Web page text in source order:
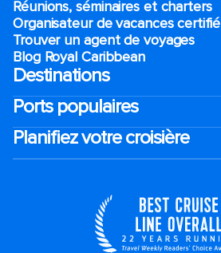
Réunions, séminaires et charters
Organisateur de vacances certifié
Trouver un agent de voyages
Blog Royal Caribbean
Destinations
Ports populaires
Planifiez votre croisière